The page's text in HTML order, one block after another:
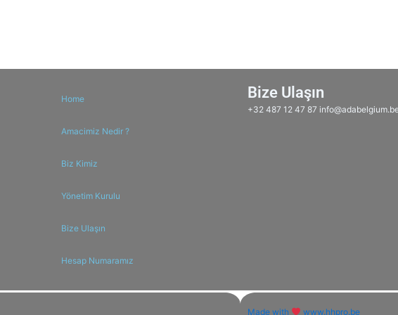
Home
Amacimiz Nedir ?
Biz Kimiz
Yönetim Kurulu
Bize Ulaşın
Hesap Numaramız
Bize Ulaşın
+32 487 12 47 87
Made with www.hhpro.be